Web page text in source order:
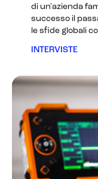
di un'azienda
successo il
le sfide globali
INTERVISTE